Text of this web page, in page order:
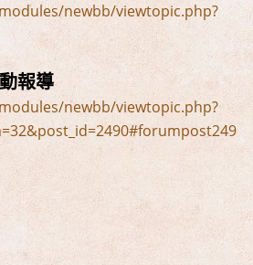
newbb/viewtopic.php?
報導
newbb/viewtopic.php?